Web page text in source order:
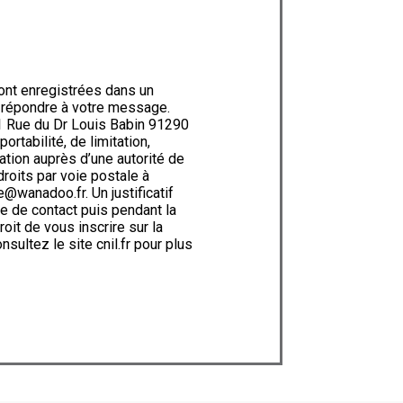
enregistrées dans un
à votre message.
du Dr Louis Babin 91290
de limitation,
auprès d’une autorité de
par voie postale à
Un justificatif
de contact puis pendant la
de vous inscrire sur la
le site cnil.fr pour plus